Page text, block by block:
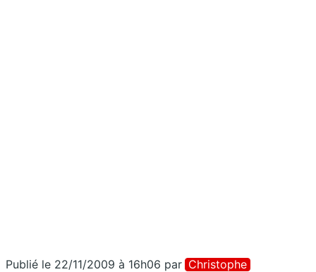
Publié le 22/11/2009 à 16h06 par Christophe